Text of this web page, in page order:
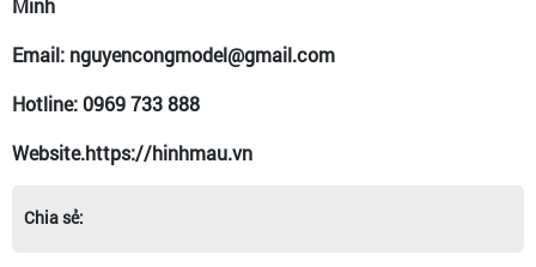
Minh
Email: nguyencongmodel@gmail.com
Hotline: 0969 733 888
Website.https://hinhmau.vn
Chia sẻ: